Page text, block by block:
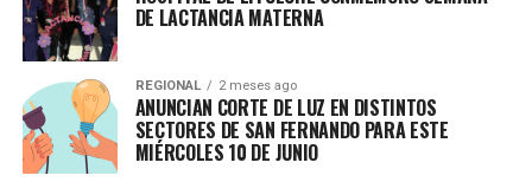
DE LACTANCIA MATERNA
REGIONAL 2 meses ago
ANUNCIAN CORTE DE LUZ EN DISTINTOS
SECTORES DE SAN FERNANDO PARA ESTE
MIÉRCOLES 10 DE JUNIO